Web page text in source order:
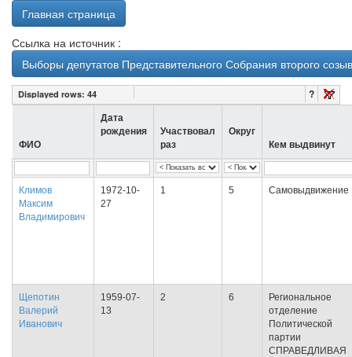
Главная страница
Ссылка на источник :
Выборы депутатов Представительного Собрания второго
Displayed rows: 44 ?
ФИО
Дата
рождения
Участвовал
раз
Округ
Кем выдвинут
Климов
Максим
Владимирович
1972-10-
27
1 5 Самовыдвижение
Щепотин
Валерий
Иванович
1959-07-
13
2 6
Региональное
отделение
Политической
партии
СПРАВЕДЛИВАЯ